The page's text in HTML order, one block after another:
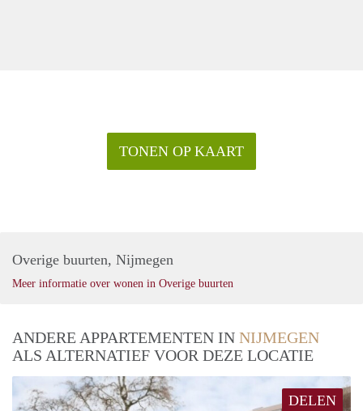
TONEN OP KAART
Overige buurten, Nijmegen
Meer informatie over wonen in Overige buurten
ANDERE APPARTEMENTEN IN NIJMEGEN
ALS ALTERNATIEF VOOR DEZE LOCATIE
DELEN